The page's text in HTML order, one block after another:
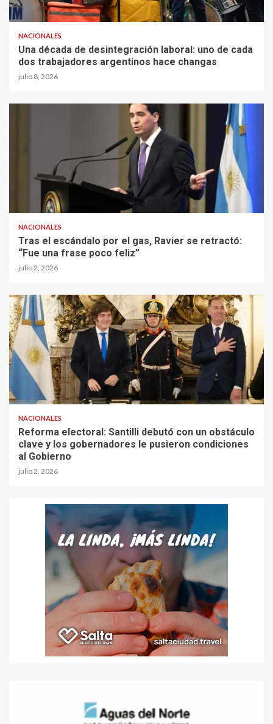
NACIONALES
Una década de desintegración laboral: uno de cada
dos trabajadores argentinos hace changas
julio 8, 2026
NACIONALES
Tras el escándalo por el gas, Ravier se retractó:
“Fue una frase poco feliz”
julio 2, 2026
NACIONALES
Reforma electoral: Santilli debutó con un obstáculo
clave y los gobernadores le pusieron condiciones
al Gobierno
julio 2, 2026